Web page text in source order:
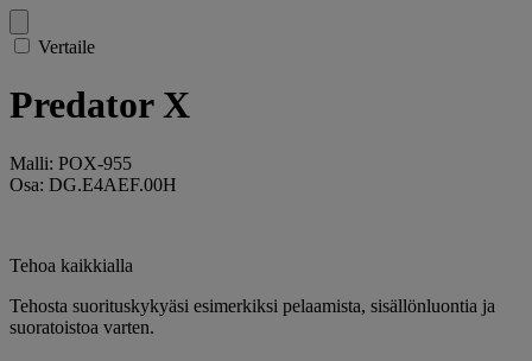
Vertaile
Predator X
Malli: POX-955
Osa: DG.E4AEF.00H
Tehoa kaikkialla
Tehosta suorituskykyäsi esimerkiksi pelaamista, sisällönluontia ja
suoratoistoa varten.